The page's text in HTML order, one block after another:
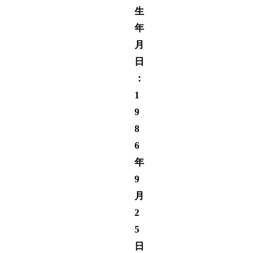
生
年
月
日
：
1
9
8
6
年
9
月
2
5
日